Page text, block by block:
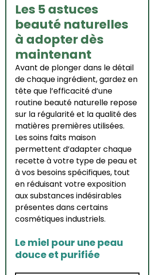
Les 5 astuces
beauté naturelles
à adopter dès
maintenant
Avant de plonger dans le détail
de chaque ingrédient, gardez en
tête que l’efficacité d’une
routine beauté naturelle repose
sur la régularité et la qualité des
matières premières utilisées.
Les soins faits maison
permettent d’adapter chaque
recette à votre type de peau et
à vos besoins spécifiques, tout
en réduisant votre exposition
aux substances indésirables
présentes dans certains
cosmétiques industriels.
Le miel pour une peau
douce et purifiée